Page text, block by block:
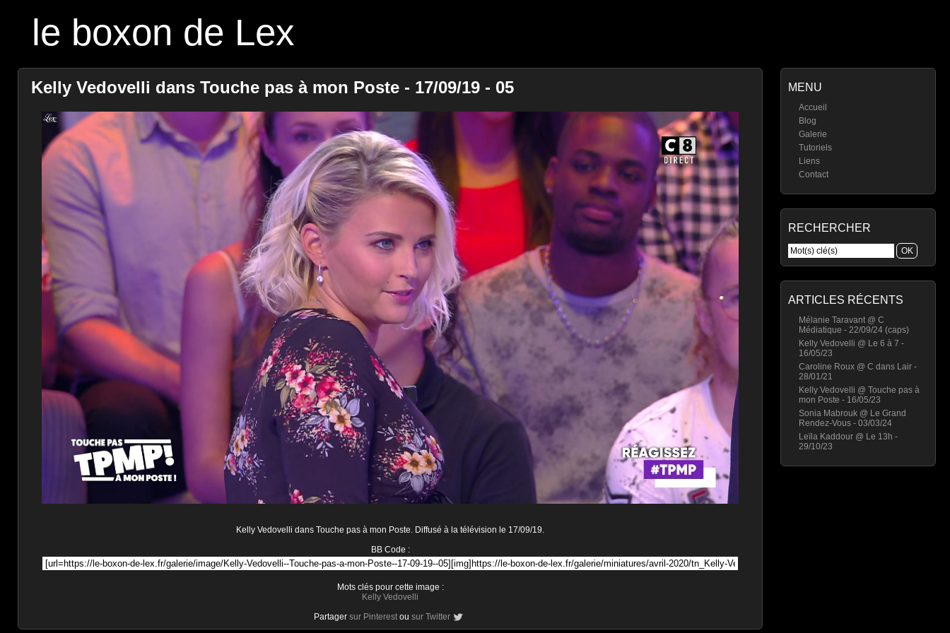
le boxon de Lex
MENU
Accueil
Blog
Galerie
Tutoriels
Liens
Contact
RECHERCHER
ARTICLES RÉCENTS
Mélanie Taravant @ C
Médiatique - 22/09/24 (caps)
Kelly Vedovelli @ Le 6 à 7 -
16/05/23
Caroline Roux @ C dans Lair -
28/01/21
Kelly Vedovelli @ Touche pas à
mon Poste - 16/05/23
Sonia Mabrouk @ Le Grand
Rendez-Vous - 03/03/24
Leïla Kaddour @ Le 13h -
29/10/23
Kelly Vedovelli dans Touche pas à mon Poste - 17/09/19 - 05
Kelly Vedovelli dans Touche pas à mon Poste. Diffusé à la télévision le 17/09/19.
BB Code :
Mots clés pour cette image :
Kelly Vedovelli
Partager sur Pinterest ou sur Twitter